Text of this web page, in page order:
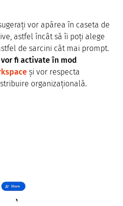
vor apărea în caseta de
astfel încât să îi poți alege
de sarcini cât mai prompt.
fi activate în mod
și vor respecta
organizațională.